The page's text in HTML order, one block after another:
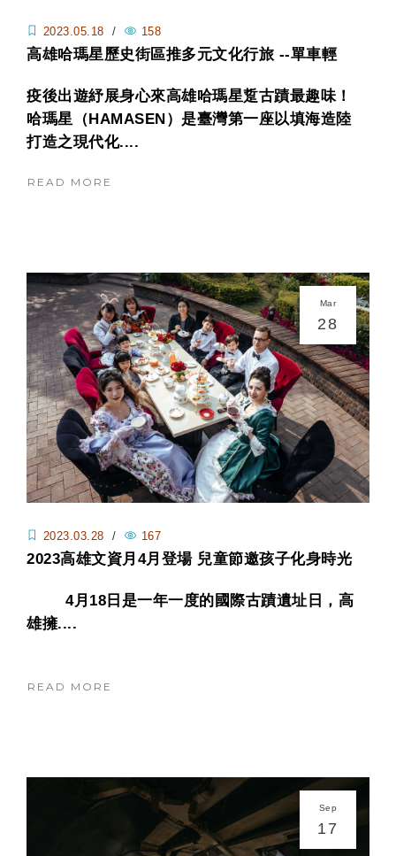
2023.05.18 / 158
高雄哈瑪星歷史街區推多元文化行旅 --單車輕
疫後出遊紓展身心來高雄哈瑪星踅古蹟最趣味！
哈瑪星（HAMASEN）是臺灣第一座以填海造陸
打造之現代化....
READ MORE
Mar
28
2023.03.28 / 167
2023高雄文資月4月登場 兒童節邀孩子化身時光
山車站台式童趣
4月18日是一年一度的國際古蹟遺址日，高
雄擁....
READ MORE
Sep
17